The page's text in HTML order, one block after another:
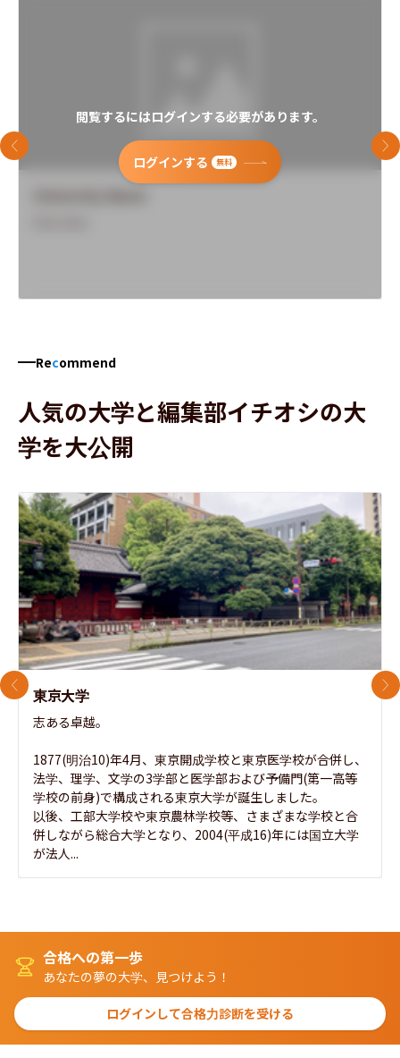
閲覧するにはログインする必要があります。
ログインする 無料
前のスライド 次
Recommend
人気の大学と編集部イチオシの大
学を大公開
東京大学
志ある卓越。
1877(明治10)年4月、東京開成学校と東京医学校が合併し、
法学、理学、文学の3学部と医学部および予備門(第一高等
学校の前身)で構成される東京大学が誕生しました。
以後、工部大学校や東京農林学校等、さまざまな学校と合
併しながら総合大学となり、2004(平成16)年には国立大学
が法人...
前のスライド 次
合格への第一歩
あなたの夢の大学、見つけよう！
ログインして合格力診断を受ける